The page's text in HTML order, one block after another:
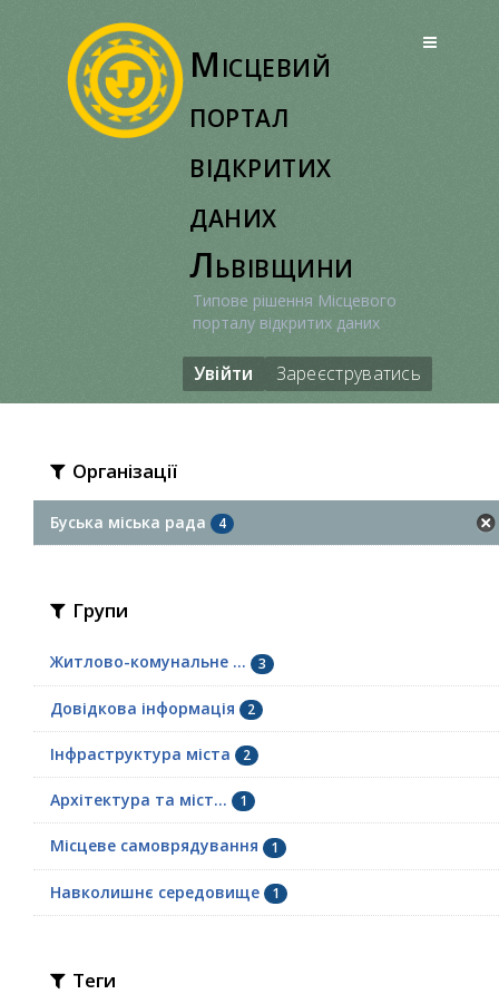
Місцевий
портал
відкритих
даних
Львівщини
Типове рішення Місцевого
порталу відкритих даних
Увійти Зареєструватись
Організації
Буська міська рада 4
Групи
Житлово-комунальне ... 3
Довідкова інформація 2
Інфраструктура міста 2
Архітектура та міст... 1
Місцеве самоврядування 1
Навколишнє середовище 1
Теги